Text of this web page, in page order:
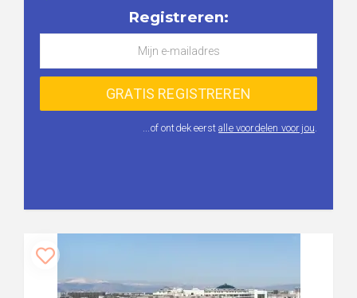
Registreren:
...of ontdek eerstalle voordelen voor jou.